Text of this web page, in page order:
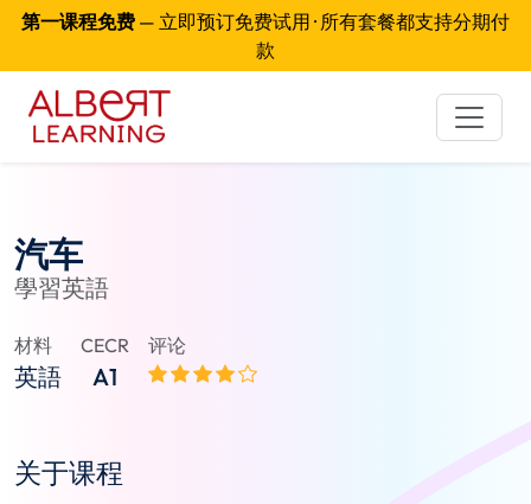
第一课程免费 — 立即预订免费试用 · 所有套餐都支持分期付
款
汽车
學習英語
材料
英語
CECR
A1
评论
关于课程